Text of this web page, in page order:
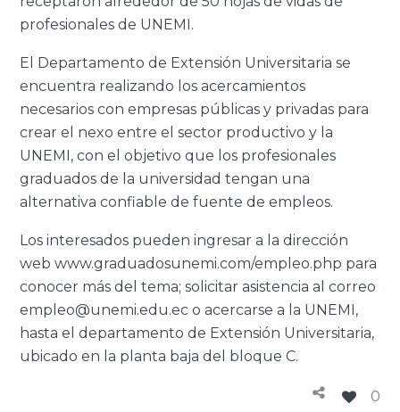
profesionales de UNEMI.
El Departamento de Extensión Universitaria se
encuentra realizando los acercamientos
necesarios con empresas públicas y privadas para
crear el nexo entre el sector productivo y la
UNEMI, con el objetivo que los profesionales
graduados de la universidad tengan una
alternativa confiable de fuente de empleos.
Los interesados pueden ingresar a la dirección
web www.graduadosunemi.com/empleo.php para
conocer más del tema; solicitar asistencia al correo
empleo@unemi.edu.ec o acercarse a la UNEMI,
hasta el departamento de Extensión Universitaria,
ubicado en la planta baja del bloque C.
0